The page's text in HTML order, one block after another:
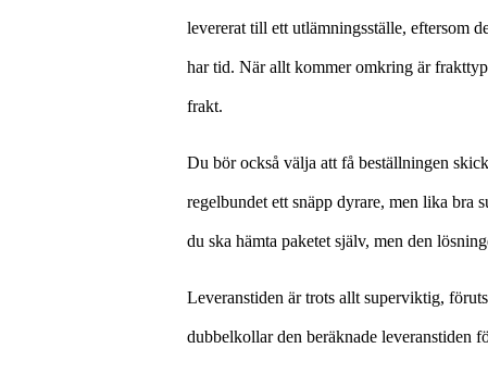
levererat till ett utlämningsställe, eftersom
har tid. När allt kommer omkring är
frakt.
Du bör också välja att få beställningen
regelbundet ett snäpp dyrare, men lika bra
du ska hämta paketet själv, men den
Leveranstiden är trots allt superviktig,
dubbelkollar den beräknade leveranstiden